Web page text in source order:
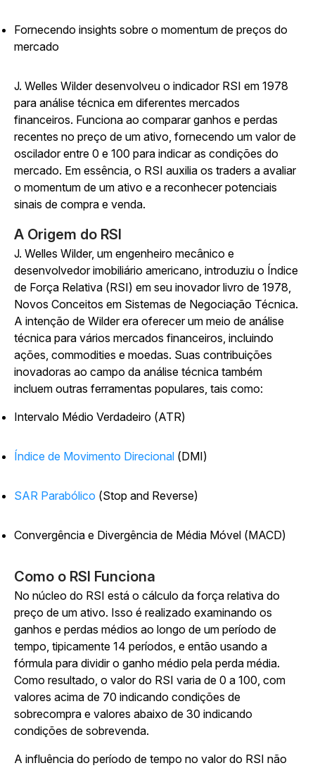
Fornecendo insights sobre o momentum de preços do
mercado
J. Welles Wilder desenvolveu o indicador RSI em 1978
para análise técnica em diferentes mercados
financeiros. Funciona ao comparar ganhos e perdas
recentes no preço de um ativo, fornecendo um valor de
oscilador entre 0 e 100 para indicar as condições do
mercado. Em essência, o RSI auxilia os traders a avaliar
o momentum de um ativo e a reconhecer potenciais
sinais de compra e venda.
A Origem do RSI
J. Welles Wilder, um engenheiro mecânico e
desenvolvedor imobiliário americano, introduziu o Índice
de Força Relativa (RSI) em seu inovador livro de 1978,
Novos Conceitos em Sistemas de Negociação Técnica.
A intenção de Wilder era oferecer um meio de análise
técnica para vários mercados financeiros, incluindo
ações, commodities e moedas. Suas contribuições
inovadoras ao campo da análise técnica também
incluem outras ferramentas populares, tais como:
Intervalo Médio Verdadeiro (ATR)
Índice de Movimento Direcional (DMI)
SAR Parabólico (Stop and Reverse)
Convergência e Divergência de Média Móvel (MACD)
Como o RSI Funciona
No núcleo do RSI está o cálculo da força relativa do
preço de um ativo. Isso é realizado examinando os
ganhos e perdas médios ao longo de um período de
tempo, tipicamente 14 períodos, e então usando a
fórmula para dividir o ganho médio pela perda média.
Como resultado, o valor do RSI varia de 0 a 100, com
valores acima de 70 indicando condições de
sobrecompra e valores abaixo de 30 indicando
condições de sobrevenda.
A influência do período de tempo no valor do RSI não